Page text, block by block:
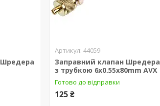
44059
Заправний клапан Шредера
з трубкою 6x0.55x80mm AVX
Готово до відправки
125 ₴